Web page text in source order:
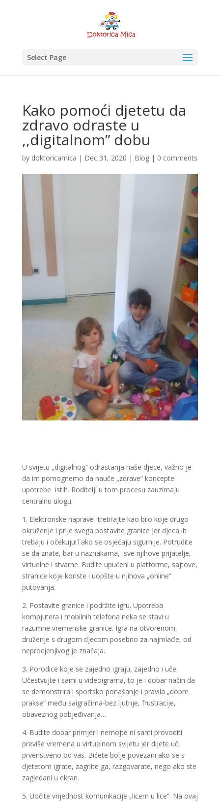
Select Page
Kako pomoći djetetu da
zdravo odraste u
,,digitalnom” dobu
by doktoricamica | Dec 31, 2020 | Blog| 0 comments
U svijetu „digitalnog“ odrastanja naše djece, važno je
da im pomognemo da nauče „zdrave“ koncepte
upotrebe istih. Roditelji u tom procesu zauzimaju
centralnu ulogu.
1. Elektronske naprave tretirajte kao bilo koje drugo
okruženje i prije svega postavite granice jer djeca ih
trebaju i očekuju!Tako se osjećaju sigurnije. Potrudite
se da znate, bar u naznakama, sve njihove prijatelje,
virtuelne i stvarne. Budite upućeni u platforme, sajtove,
stranice koje koriste i uopšte u njihova „online“
putovanja.
2. Postavite granice i podržite igru. Upotreba
kompjutera i mobilnih telefona neka se stavi u
razumne vremenske granice. Igra na otvorenom,
druženje s drugom djecom posebno za najmlađe, od
neprocjenjivog je značaja.
3. Porodice koje se zajedno igraju, zajedno i uče.
Učestvujte i sami u videoigrama, to je i dobar način da
se demonstrira i sportsko ponašanje i pravila „dobre
prakse“ među saigračima-bez ljutnje, frustracije,
obaveznog pobjeđivanja…
4. Budite dobar primjer i nemojte ni sami provoditi
previše vremena u virtuelnom svijetu jer dijete uči
prvenstveno od vas. Bićete bolje povezani ako se s
djetetom igrate, zagrlite ga, razgovarate, nego ako ste
zagledani u ekran.
5. Uočite vrijednost komunikacije „licem u lice“. Na ovaj